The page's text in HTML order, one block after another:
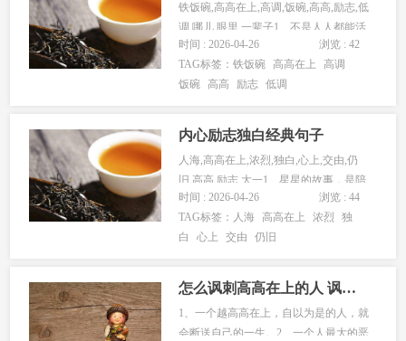
铁饭碗,高高在上,高调,饭碗,高高,励志,低
调,哪儿,眼里,一辈子1、不是人人都能活
的低调，可以低调...
时间 : 2026-04-26
浏览 : 42
TAG标签：铁饭碗 高高在上
高调
饭碗 高高 励志 低调
内心励志独白经典句子
人海,高高在上,浓烈,独白,心上,交由,仍
旧,高高,励志,大一1、星星的故事，是陪
你走在人海里，却不...
时间 : 2026-04-26
浏览 : 44
TAG标签： 人海 高高在上 浓烈
独
白
心上 交由 仍旧
怎么讽刺高高在上的人 讽刺自以为高人一等的人
1、一个越高高在上，自以为是的人，就
会断送自己的一生。2、一个人最大的恶